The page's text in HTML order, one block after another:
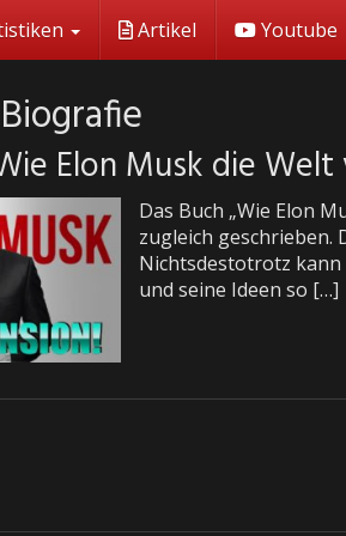
Artikel Youtube
Elon Musk die
Das Buch „Wie Elon
zugleich geschrieben.
Nichtsdestotrotz kann
und seine Ideen so […]